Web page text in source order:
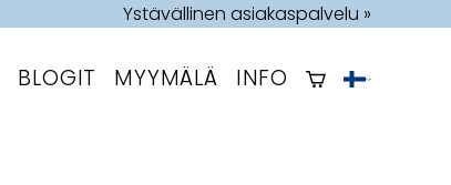
Ystävällinen asiakaspalvelu »
BLOGIT MYYMÄLÄ INFO